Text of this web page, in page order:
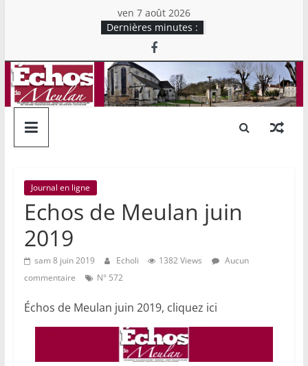
ven 7 août 2026
Dernières minutes :
Echos
de
Meulan
Mensuel
chrétien
d'information
du
Secteur
Rive
Droite
Journal en ligne
Echos de Meulan juin
2019
sam 8 juin 2019 Echoli 1382 Views
Aucun
commentaire
N° 572
Échos de Meulan juin 2019, cliquez ici